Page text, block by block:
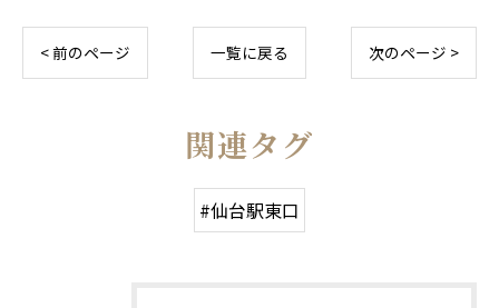
< 前のページ 一覧に戻る 次のページ >
関連タグ
#仙台駅東口